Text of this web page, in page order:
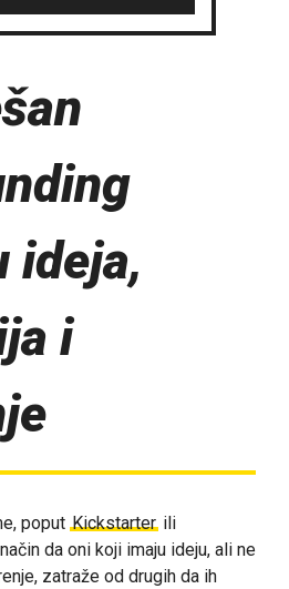
ideja,
i
poput Kickstarter ili
da oni koji imaju ideju, ali ne
zatraže od drugih da ih